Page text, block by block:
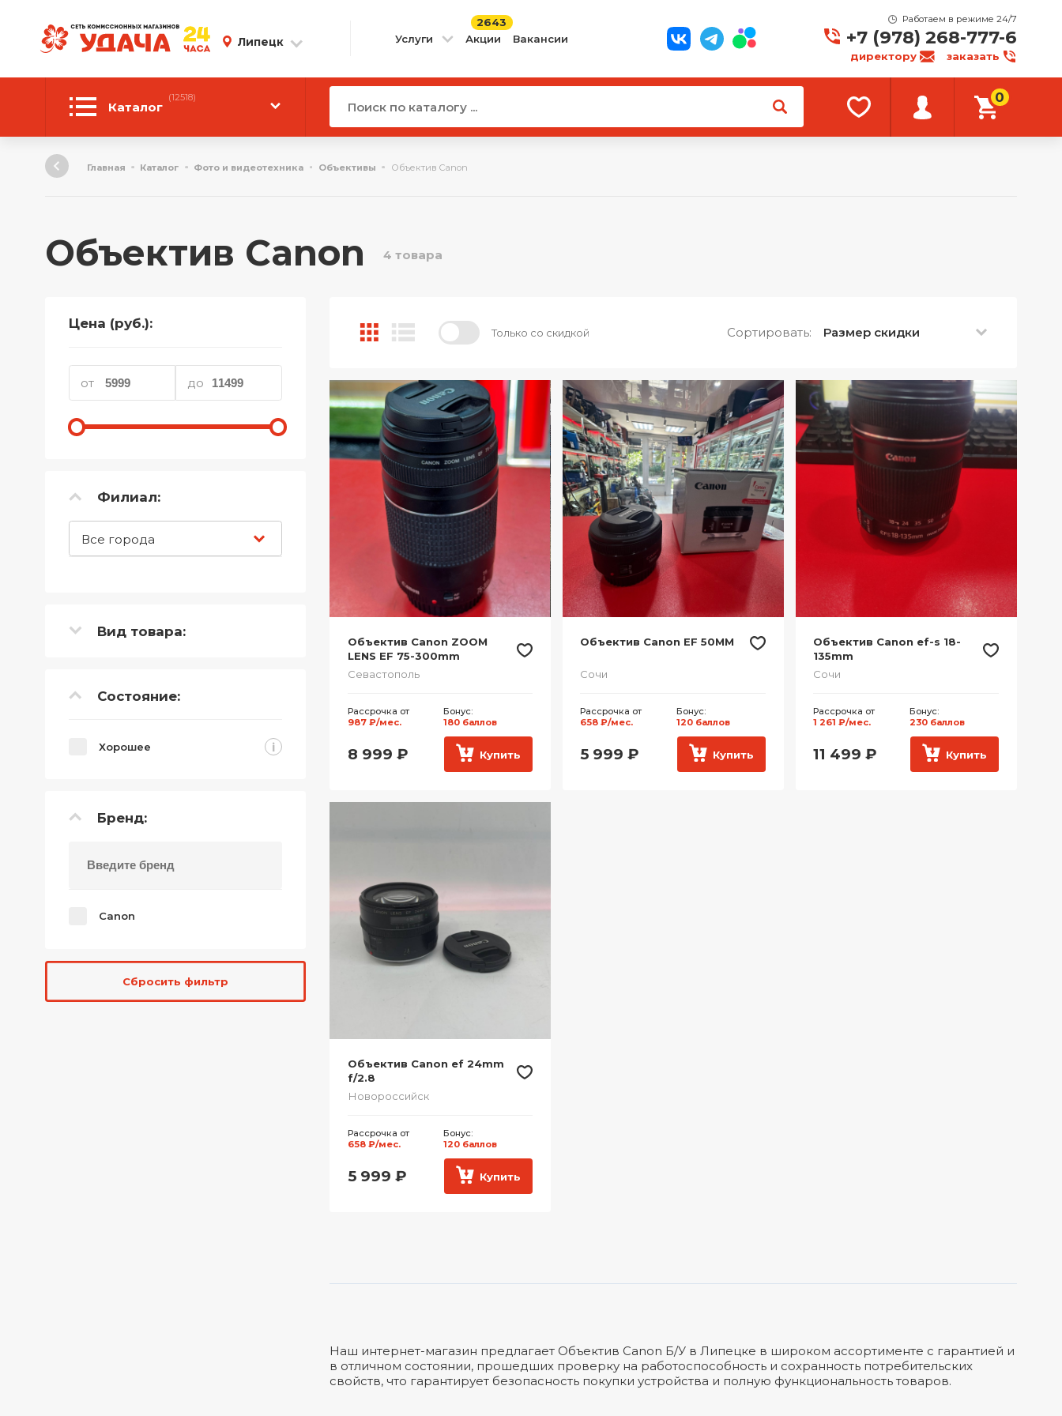
Липецк Услуги Акции
2643
Вакансии
Работаем в режиме 24/7
+7 (978) 268-777-6
директору заказать
Каталог
(12518)
Автотовары
Компьютерная техника
ТВ и Видео
Телефоны
Товары для дома
Фото и видеотехника
Акционные товары
0
Главная Каталог Фото и видеотехника Объективы Объектив Canon
Объектив Canon 4 товара
Цена (руб.):
от до
Филиал:
Все города
Вид товара:
Состояние:
Хорошее i
Бренд:
Canon
Сбросить фильтр
Только со скидкой Сортировать: Размер скидки
Объектив Canon ZOOM
LENS EF 75-300mm
Севастополь
Рассрочка от
987 ₽/мес.
Бонус:
180 баллов
8 999 ₽ Купить
Объектив Canon EF 50MM
Сочи
Рассрочка от
658 ₽/мес.
Бонус:
120 баллов
5 999 ₽ Купить
Объектив Canon ef-s 18-
135mm
Сочи
Рассрочка от
1 261 ₽/мес.
Бонус:
230 баллов
11 499 ₽ Купить
Объектив Canon ef 24mm
f/2.8
Новороссийск
Рассрочка от
658 ₽/мес.
Бонус:
120 баллов
5 999 ₽ Купить
Наш интернет-магазин предлагает Объектив Canon Б/У в Липецке в широком ассортименте с гарантией и
в отличном состоянии, прошедших проверку на работоспособность и сохранность потребительских
свойств, что гарантирует безопасность покупки устройства и полную функциональность товаров.